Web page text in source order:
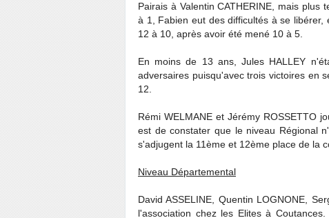
Pairais à Valentin CATHERINE, mais
à 1, Fabien eut des difficultés à se
12 à 10, après avoir été mené 10 à 5.
En moins de 13 ans, Jules HALLEY
adversaires puisqu'avec trois victoires en
12.
Rémi WELMANE et Jérémy ROSSETTO
est de constater que le niveau Régional
s'adjugent la 11ème et 12ème place de la
Niveau Départemental
David ASSELINE, Quentin LOGNONE,
l'association chez les Elites à